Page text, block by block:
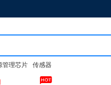
管理芯片 传感器